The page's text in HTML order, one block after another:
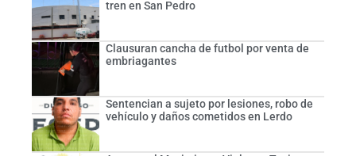
tren en San Pedro
Clausuran cancha de futbol por venta de
embriagantes
Sentencian a sujeto por lesiones, robo de
vehículo y daños cometidos en Lerdo